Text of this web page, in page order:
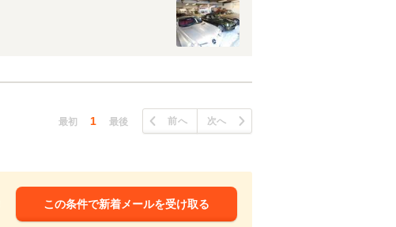
最初 1 最後 前へ 次へ
この条件で新着メールを受け取る